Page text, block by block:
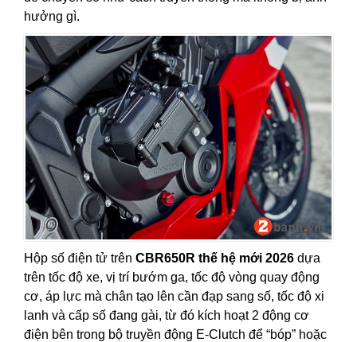
hưởng gì.
Hộp số điện tử trên CBR650R thế hệ mới 2026 dựa
trên tốc độ xe, vị trí bướm ga, tốc độ vòng quay động
cơ, áp lực mà chân tạo lên cần đạp sang số, tốc độ xi
lanh và cấp số đang gài, từ đó kích hoạt 2 động cơ
điện bên trong bộ truyền động E-Clutch để “bóp” hoặc